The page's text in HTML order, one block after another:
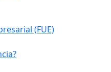
(FUE)